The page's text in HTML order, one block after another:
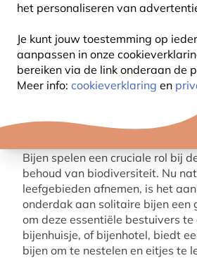
het personaliseren van
Je kunt jouw toestemming op
aanpassen in onze
bereiken via de link onderaan de
Meer info: cookieverklaring en
Bijen spelen een cruciale rol bij
behoud van biodiversiteit. Nu
leefgebieden afnemen, is het
onderdak aan solitaire bijen een
om deze essentiële bestuivers te
bijenhuisje, of bijenhotel, biedt
bijen om te nestelen en eitjes te